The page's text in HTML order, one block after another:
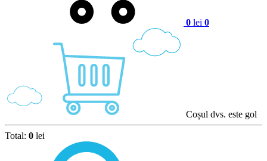
0 lei 0
Coșul dvs. este gol
Total: 0 lei